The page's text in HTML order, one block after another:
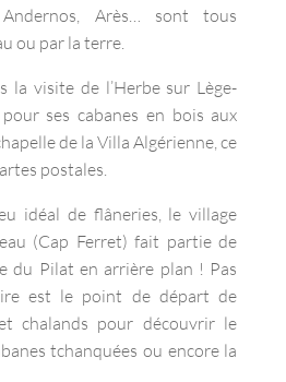
Andernos, Arès… sont tous
ou par la terre.
la visite de l’Herbe sur Lège-
ses cabanes en bois aux
de la Villa Algérienne, ce
postales.
idéal de flâneries, le village
(Cap Ferret) fait partie de
du Pilat en arrière plan ! Pas
est le point de départ de
chalands pour découvrir le
tchanquées ou encore la